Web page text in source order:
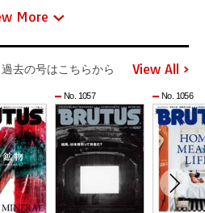
More
過去の号はこちらから View All
No. 1057 No. 1056